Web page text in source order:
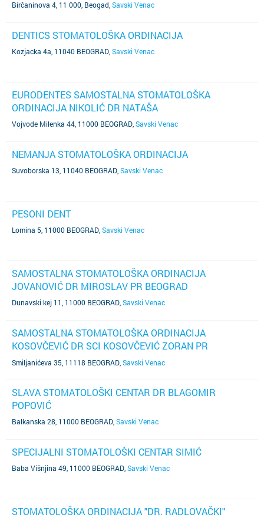
Birčaninova 4, 11 000, Beogad Savski Venac
DENTICS STOMATOLOŠKA ORDINACIJA
Kozjacka 4a, 11040 BEOGRAD Savski Venac
EURODENTES SAMOSTALNA STOMATOLOŠKA
ORDINACIJA NIKOLIĆ DR NATAŠA
Vojvode Milenka 44, 11000 BEOGRAD Savski Venac
NEMANJA STOMATOLOŠKA ORDINACIJA
Suvoborska 13, 11040 BEOGRAD Savski Venac
PESONI DENT
Lomina 5, 11000 BEOGRAD Savski Venac
SAMOSTALNA STOMATOLOŠKA ORDINACIJA
JOVANOVIĆ DR MIROSLAV PR BEOGRAD
Dunavski kej 11, 11000 BEOGRAD Savski Venac
SAMOSTALNA STOMATOLOŠKA ORDINACIJA
KOSOVČEVIĆ DR SCI KOSOVČEVIĆ ZORAN PR
BEOGRAD
Smiljanićeva 35, 11118 BEOGRAD Savski Venac
SLAVA STOMATOLOŠKI CENTAR DR BLAGOMIR
POPOVIĆ
Balkanska 28, 11000 BEOGRAD Savski Venac
SPECIJALNI STOMATOLOŠKI CENTAR SIMIĆ
Baba Višnjina 49, 11000 BEOGRAD Savski Venac
STOMATOLOŠKA ORDINACIJA "DR. RADLOVAČKI"